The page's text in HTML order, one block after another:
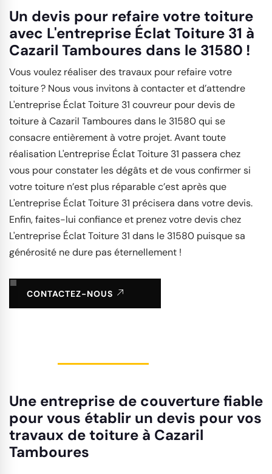
Un devis pour refaire votre toiture
avec L'entreprise Éclat Toiture 31 à
Cazaril Tamboures dans le 31580 !
Vous voulez réaliser des travaux pour refaire votre
toiture ? Nous vous invitons à contacter et d’attendre
L'entreprise Éclat Toiture 31 couvreur pour devis de
toiture à Cazaril Tamboures dans le 31580 qui se
consacre entièrement à votre projet. Avant toute
réalisation L'entreprise Éclat Toiture 31 passera chez
vous pour constater les dégâts et de vous confirmer si
votre toiture n’est plus réparable c’est après que
L'entreprise Éclat Toiture 31 précisera dans votre devis.
Enfin, faites-lui confiance et prenez votre devis chez
L'entreprise Éclat Toiture 31 dans le 31580 puisque sa
générosité ne dure pas éternellement !
CONTACTEZ-NOUS
Une entreprise de couverture fiable
pour vous établir un devis pour vos
travaux de toiture à Cazaril
Tamboures